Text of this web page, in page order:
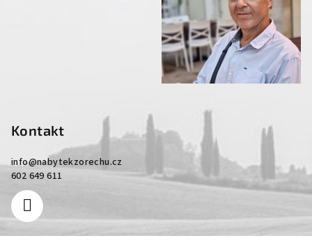
Kontakt
info@nabytekzorechu.cz
602 649 611